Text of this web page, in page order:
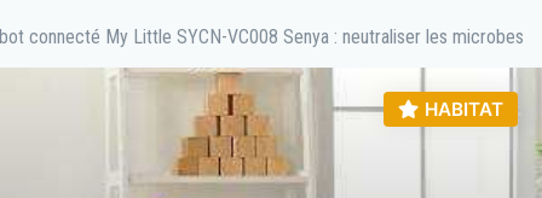
connecté My Little SYCN-VC008 Senya : neutraliser les microbes
HABITAT